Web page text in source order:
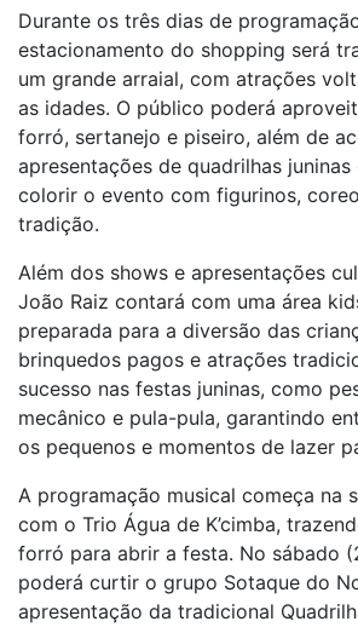
Durante os três dias de
estacionamento do shopping será
um grande arraial, com atrações
as idades. O público poderá
forró, sertanejo e piseiro, além de
apresentações de quadrilhas
colorir o evento com figurinos,
tradição.
Além dos shows e apresentações
João Raiz contará com uma área
preparada para a diversão das
brinquedos pagos e atrações
sucesso nas festas juninas, como
mecânico e pula-pula, garantindo
os pequenos e momentos de lazer
A programação musical começa na
com o Trio Água de K’cimba,
forró para abrir a festa. No sábado
poderá curtir o grupo Sotaque do
apresentação da tradicional